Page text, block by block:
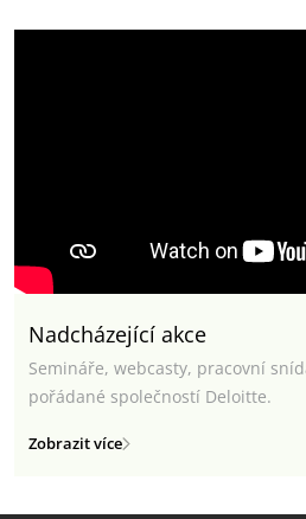
Nadcházející akce
Semináře, webcasty, pracovní
pořádané společností Deloitte.
Zobrazit více